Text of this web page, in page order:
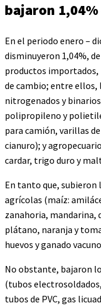
bajaron
En el periodo enero –
disminuyeron 1,04%,
productos
de cambio; entre ellos,
nitrogenados y binarios
polipropileno y
para camión, varillas
cianuro); y
cardar, trigo duro y
En tanto que, subieron
agrícolas (maíz:
zanahoria, mandarina,
plátano, naranja y
huevos y ganado
No obstante, bajaron
(tubos
tubos de PVC, gas